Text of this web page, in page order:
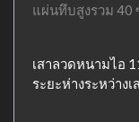
แผ่นทึบสูงรวม 40
เสาลวดหนามไอ
ระยะห่างระหว่าง